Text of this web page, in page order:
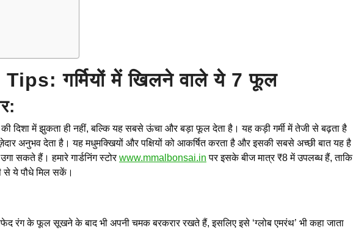
गर्मियों में खिलने वाले ये 7 फूल
दिशा में झुकता ही नहीं, बल्कि यह सबसे ऊंचा और बड़ा फूल देता है। यह कड़ी गर्मी में तेजी से बढ़ता है
अनुभव देता है। यह मधुमक्खियों और पक्षियों को आकर्षित करता है और इसकी सबसे अच्छी बात यह है
सकते हैं। हमारे गार्डनिंग स्टोरwww.mmalbonsai.in पर इसके बीज मात्र ₹8 में उपलब्ध हैं, ताकि
से ये पौधे मिल सकें।
रंग के फूल सूखने के बाद भी अपनी चमक बरकरार रखते हैं, इसलिए इसे ‘ग्लोब एमरंथ’ भी कहा जाता